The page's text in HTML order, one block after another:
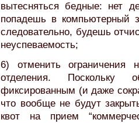
вытесняться бедные: нет
попадешь в компьютерный
следовательно, будешь
неуспеваемость;
6) отменить ограничения
отделения. Поскольку
фиксированным (и даже
что вообще не будут
квот на прием